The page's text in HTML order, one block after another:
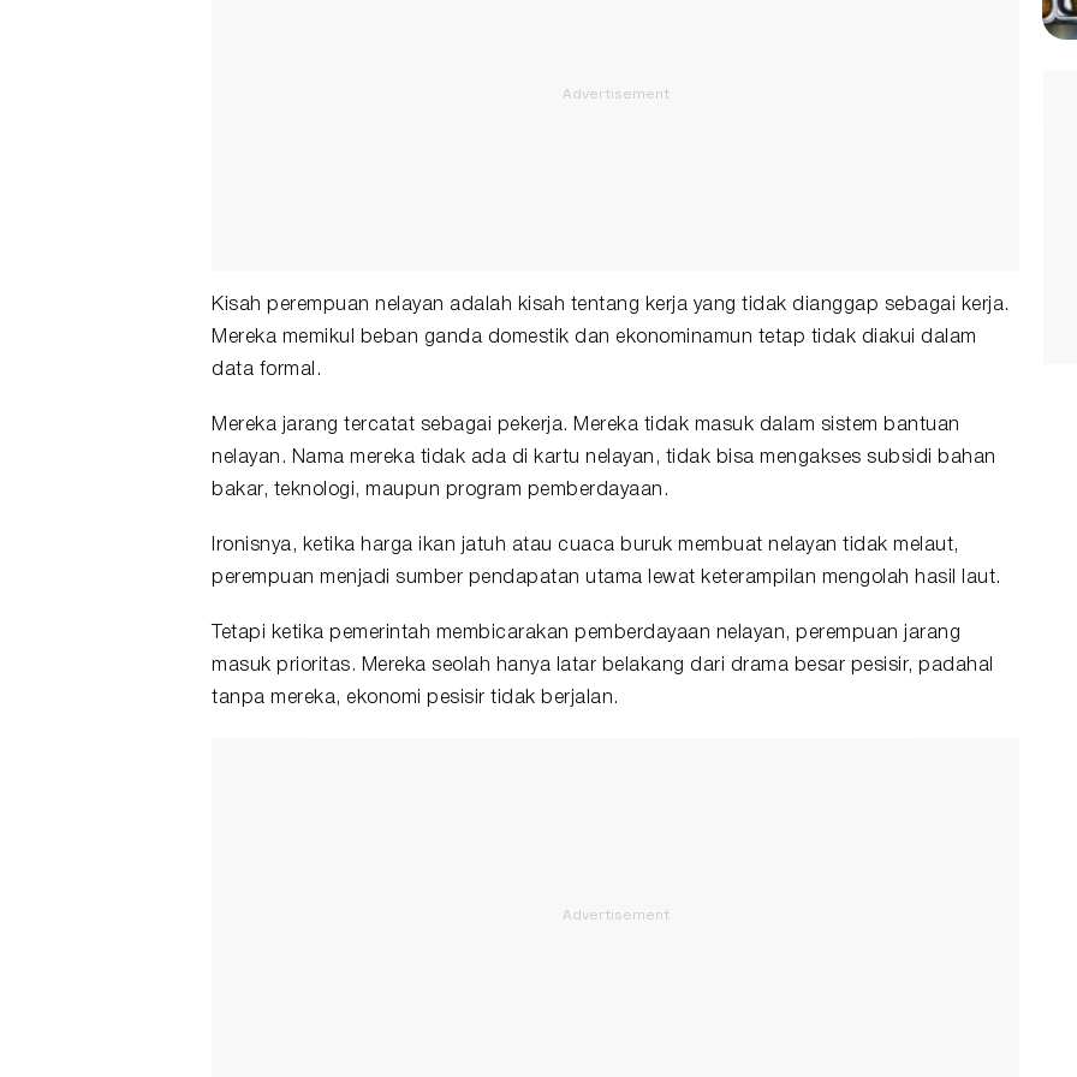
Kisah perempuan nelayan adalah kisah tentang kerja yang tidak dianggap sebagai kerja.
Mereka memikul beban ganda domestik dan ekonominamun tetap tidak diakui dalam
data formal.
Mereka jarang tercatat sebagai pekerja. Mereka tidak masuk dalam sistem bantuan
nelayan. Nama mereka tidak ada di kartu nelayan, tidak bisa mengakses subsidi bahan
bakar, teknologi, maupun program pemberdayaan.
Ironisnya, ketika harga ikan jatuh atau cuaca buruk membuat nelayan tidak melaut,
perempuan menjadi sumber pendapatan utama lewat keterampilan mengolah hasil laut.
Tetapi ketika pemerintah membicarakan pemberdayaan nelayan, perempuan jarang
masuk prioritas. Mereka seolah hanya latar belakang dari drama besar pesisir, padahal
tanpa mereka, ekonomi pesisir tidak berjalan.